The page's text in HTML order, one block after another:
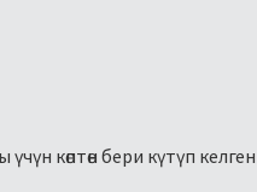
көптөн бери күтүп